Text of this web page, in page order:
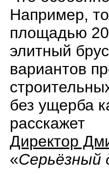
Например,
площадью
элитный
вариантов
без ущерба
расскажет
Директор
«